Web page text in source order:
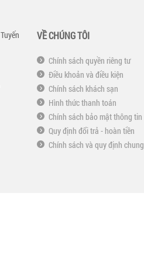
VỀ CHÚNG TÔI
Chính sách quyền riêng tư
Điều khoản và điều kiện
Chính sách khách sạn
Hình thức thanh toán
Chính sách bảo mật thông tin
Quy định đổi trả - hoàn tiền
Chính sách và quy định chung